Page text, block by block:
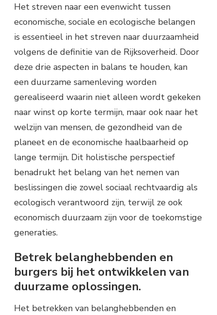
Het streven naar een evenwicht tussen
economische, sociale en ecologische belangen
is essentieel in het streven naar duurzaamheid
volgens de definitie van de Rijksoverheid. Door
deze drie aspecten in balans te houden, kan
een duurzame samenleving worden
gerealiseerd waarin niet alleen wordt gekeken
naar winst op korte termijn, maar ook naar het
welzijn van mensen, de gezondheid van de
planeet en de economische haalbaarheid op
lange termijn. Dit holistische perspectief
benadrukt het belang van het nemen van
beslissingen die zowel sociaal rechtvaardig als
ecologisch verantwoord zijn, terwijl ze ook
economisch duurzaam zijn voor de toekomstige
generaties.
Betrek belanghebbenden en
burgers bij het ontwikkelen van
duurzame oplossingen.
Het betrekken van belanghebbenden en